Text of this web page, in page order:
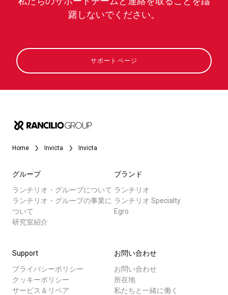
躇しないでください。
サポートページ
Home Invicta Invicta
グループ
ランチリオ・グループについて
ランチリオ・グループの事業に
ついて
研究室紹介
ブランド
ランチリオ
ランチリオ Specialty
Egro
Support
プライバシーポリシー
クッキーポリシー
サービス＆リペア
お問い合わせ
お問い合わせ
所在地
私たちと一緒に働く